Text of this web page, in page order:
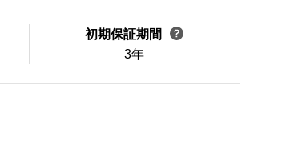
初期保証期間
3年